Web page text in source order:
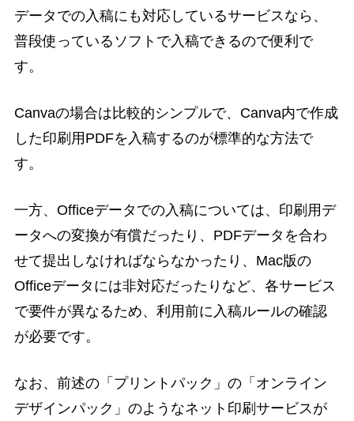
データでの入稿にも対応しているサービスなら、
普段使っているソフトで入稿できるので便利で
す。
Canvaの場合は比較的シンプルで、Canva内で作成
した印刷用PDFを入稿するのが標準的な方法で
す。
一方、Officeデータでの入稿については、印刷用デ
ータへの変換が有償だったり、PDFデータを合わ
せて提出しなければならなかったり、Mac版の
Officeデータには非対応だったりなど、各サービス
で要件が異なるため、利用前に入稿ルールの確認
が必要です。
なお、前述の「プリントパック」の「オンライン
デザインパック」のようなネット印刷サービスが